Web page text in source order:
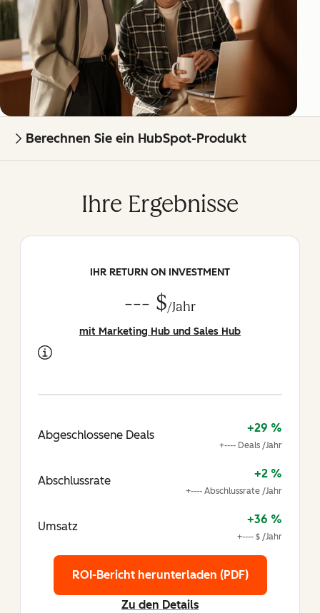
Berechnen Sie ein HubSpot-Produkt
Ihre Ergebnisse
IHR RETURN ON INVESTMENT
--- $/Jahr
mit Marketing Hub und Sales Hub
Abgeschlossene Deals
+29 %
+---- Deals /Jahr
Abschlussrate
+2 %
+---- Abschlussrate /Jahr
Umsatz
+36 %
+---- $ /Jahr
Zu den Details
ROI-Bericht herunterladen (PDF)